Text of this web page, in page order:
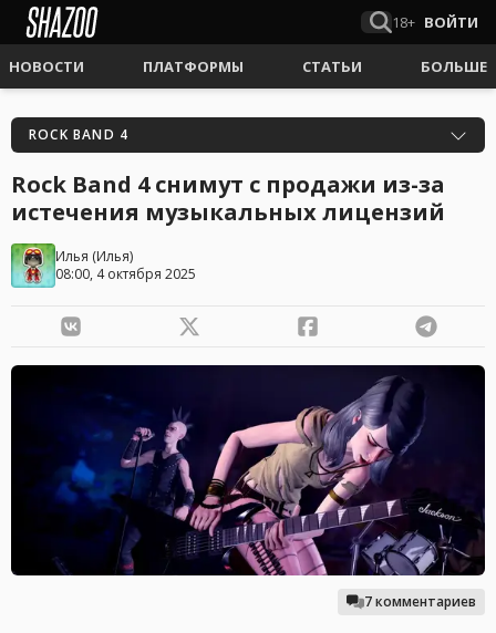
18+ ВОЙТИ
НОВОСТИ ПЛАТФОРМЫ СТАТЬИ БОЛЬШЕ
ROCK BAND 4
Rock Band 4 cнимут с продажи из-за
истечения музыкальных лицензий
Илья (Илья)
08:00, 4 октября 2025
7 комментариев